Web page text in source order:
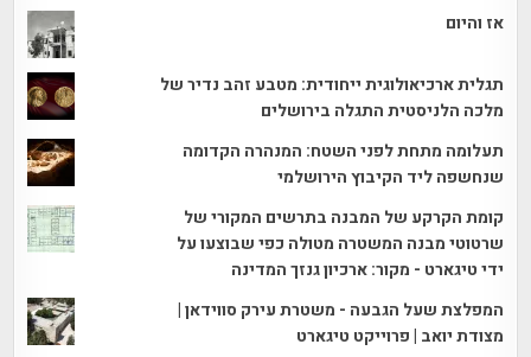
אז והיום
תגלית ארכיאולוגית ייחודית: מטבע זהב נדיר של
מלכה הלניסטית התגלה בירושלים
תעלומה מתחת לפני השטח: המנהרה הקדומה
שנחשפה ליד הקיבוץ הירושלמי
קומת הקרקע של המבנה בתרשים המקורי של
שרטוטי מבנה המשטרה מטולה כפי שבוצעו על
ידי טיגארט - מקור: ארכיון גנזך המדינה
המפלצת שעל הגבעה - משטרת עירק סווידאן |
מצודת יואב | פרוייקט טיגארט